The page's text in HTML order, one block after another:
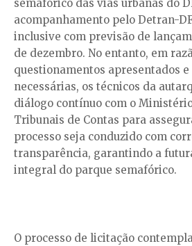
semafórico das vias urbanas do
acompanhamento pelo Detran-
inclusive com previsão de
de dezembro. No entanto, em
questionamentos apresentados e
necessárias, os técnicos da
diálogo contínuo com o
Tribunais de Contas para
processo seja conduzido com
transparência, garantindo a
integral do parque semafórico.
O processo de licitação